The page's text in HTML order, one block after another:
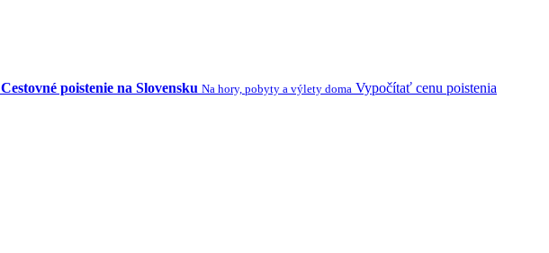
Cestovné poistenie na Slovensku Na hory, pobyty a výlety doma Vypočítať cenu poistenia